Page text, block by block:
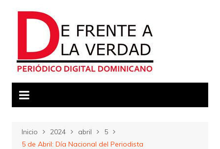
Inicio 2024 abril
5
5 de Abril: Día Nacional del Periodista